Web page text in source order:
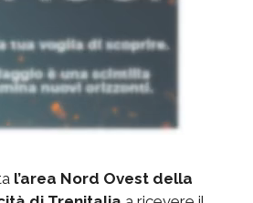
l’area Nord Ovest della